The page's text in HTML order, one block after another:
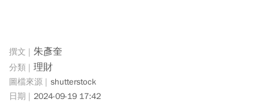
朱彥奎
理財
shutterstock
2024-09-19 17:42